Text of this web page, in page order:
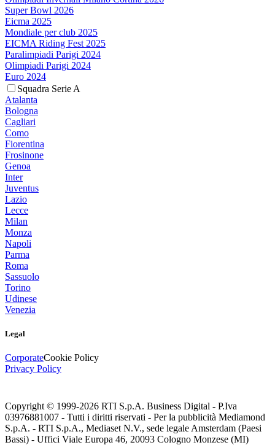
Super Bowl 2026
Eicma 2025
Mondiale per club 2025
EICMA Riding Fest 2025
Paralimpiadi Parigi 2024
Olimpiadi Parigi 2024
Euro 2024
Squadra Serie A
Atalanta
Bologna
Cagliari
Como
Fiorentina
Frosinone
Genoa
Inter
Juventus
Lazio
Lecce
Milan
Monza
Napoli
Parma
Roma
Sassuolo
Torino
Udinese
Venezia
Legal
CorporateCookie Policy
Privacy Policy
Copyright © 1999-2026 RTI S.p.A. Business Digital - P.Iva
03976881007 - Tutti i diritti riservati - Per la pubblicità Mediamond
S.p.A. - RTI S.p.A., Mediaset N.V., sede legale Amsterdam (Paesi
Bassi) - Uffici Viale Europa 46, 20093 Cologno Monzese (MI)